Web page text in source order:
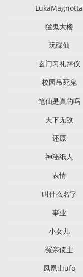
LukaMagnotta
猛鬼大楼
玩碟仙
玄门习礼拜仪
校园吊死鬼
笔仙是真的吗
天下无敌
还原
神秘纸人
表情
叫什么名字
事业
小女儿
冤亲债主
凤凰山ufo